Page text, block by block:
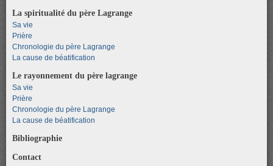
La spiritualité du père Lagrange
Sa vie
Prière
Chronologie du père Lagrange
La cause de béatification
Le rayonnement du père lagrange
Sa vie
Prière
Chronologie du père Lagrange
La cause de béatification
Bibliographie
Contact